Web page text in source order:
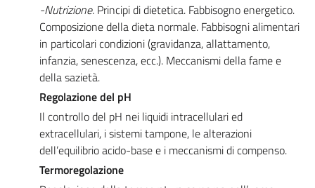
-Nutrizione. Principi di dietetica. Fabbisogno energetico.
Composizione della dieta normale. Fabbisogni alimentari
in particolari condizioni (gravidanza, allattamento,
infanzia, senescenza, ecc.). Meccanismi della fame e
della sazietà.
Regolazione del pH
Il controllo del pH nei liquidi intracellulari ed
extracellulari, i sistemi tampone, le alterazioni
dell’equilibrio acido-base e i meccanismi di compenso.
Termoregolazione